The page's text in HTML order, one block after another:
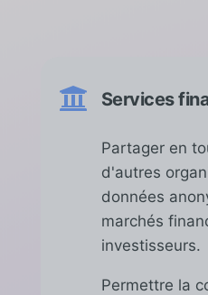
 Services
Partager en
d'autres
données
marchés
investisseurs.
Permettre la